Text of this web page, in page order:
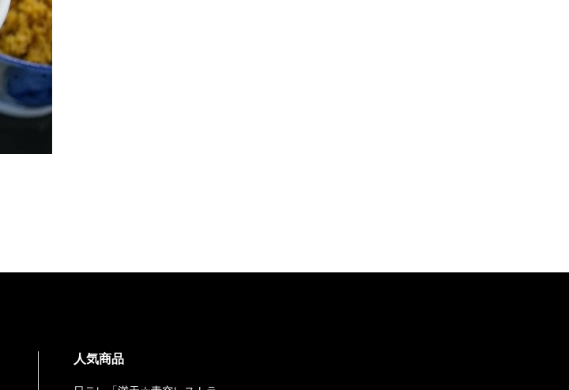
人気商品